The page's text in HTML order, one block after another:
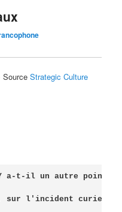
Source Strategic Culture